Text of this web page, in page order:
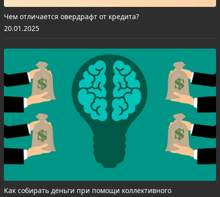
Чем отличается овердрафт от кредита?
20.01.2025
Как собирать деньги при помощи коллективного